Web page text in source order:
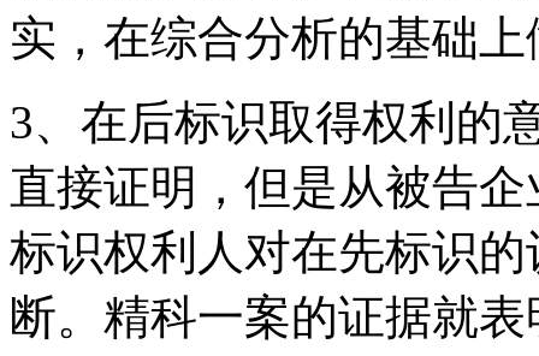
实，在综合分析的基础
3、在后标识取得权利的
直接证明，但是从被告
标识权利人对在先标识
断。精科一案的证据就